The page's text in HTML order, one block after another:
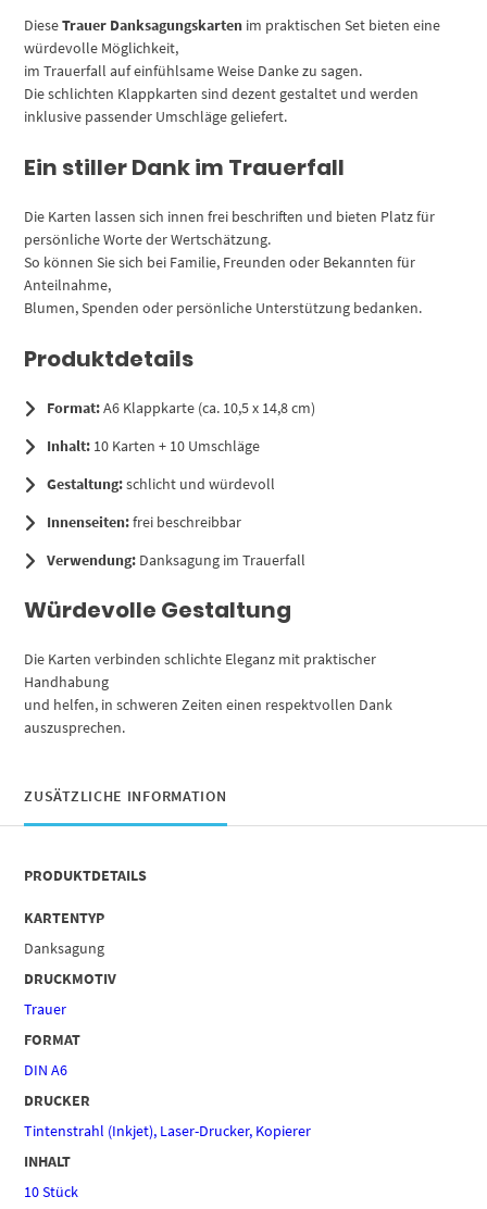
DieseTrauer Danksagungskarten im praktischen Set bieten eine
würdevolle Möglichkeit,
im Trauerfall auf einfühlsame Weise Danke zu sagen.
Die schlichten Klappkarten sind dezent gestaltet und werden
inklusive passender Umschläge geliefert.
Ein stiller Dank im Trauerfall
Die Karten lassen sich innen frei beschriften und bieten Platz für
persönliche Worte der Wertschätzung.
So können Sie sich bei Familie, Freunden oder Bekannten für
Anteilnahme,
Blumen, Spenden oder persönliche Unterstützung bedanken.
Produktdetails
Format:A6 Klappkarte (ca. 10,5 x 14,8 cm)
Inhalt: 10 Karten + 10 Umschläge
Gestaltung:schlicht und würdevoll
Innenseiten:frei beschreibbar
Verwendung: Danksagung im Trauerfall
Würdevolle Gestaltung
Die Karten verbinden schlichte Eleganz mit praktischer
Handhabung
und helfen, in schweren Zeiten einen respektvollen Dank
auszusprechen.
ZUSÄTZLICHE INFORMATION
PRODUKTDETAILS
KARTENTYP
Danksagung
DRUCKMOTIV
Trauer
FORMAT
DIN A6
DRUCKER
Tintenstrahl (Inkjet), Laser-Drucker, Kopierer
INHALT
10 Stück